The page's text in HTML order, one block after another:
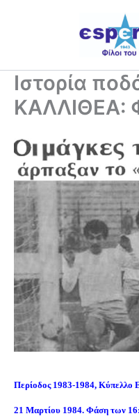
Ιστορία
ΚΑΛΛΙΘΕΑ:
Περίοδος 1983-1984, Κύπελλο
21 Μαρτίου 1984. Φάση των 16: